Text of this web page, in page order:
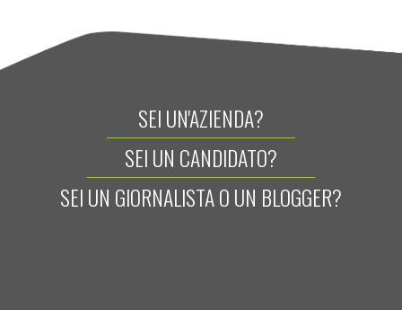
SEI UN'AZIENDA?
SEI UN CANDIDATO?
SEI UN GIORNALISTA O UN BLOGGER?